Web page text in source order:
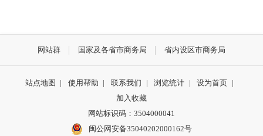
网站群 国家及各省市商务局 省内设区市商务局
站点地图 | 使用帮助 | 联系我们 | 浏览统计 | 设为首页 |
加入收藏
网站标识码：3504000041
闽公网安备35040202000162号